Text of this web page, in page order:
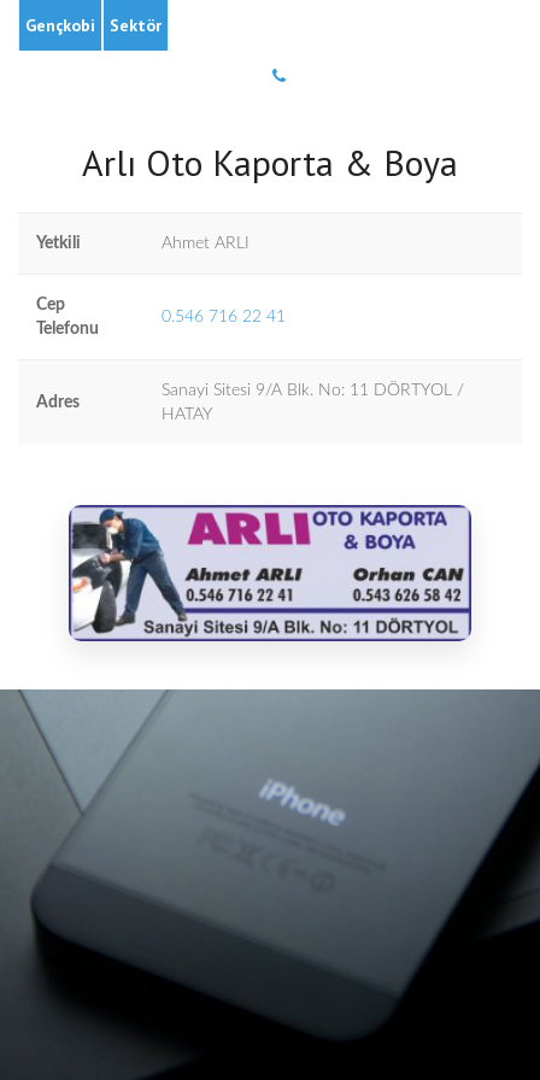
Gençkobi Sektör
Arlı Oto Kaporta & Boya
Yetkili Ahmet ARLI
Cep
Telefonu
0.546 716 22 41
Adres
Sanayi Sitesi 9/A Blk. No: 11 DÖRTYOL /
HATAY